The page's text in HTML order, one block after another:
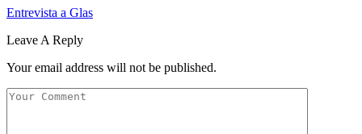
Entrevista a Glas
Leave A Reply
Your email address will not be published.